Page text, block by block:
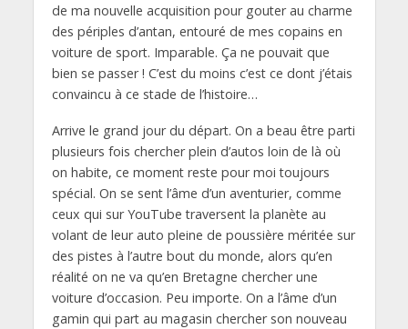
de ma nouvelle acquisition pour gouter au charme
des périples d’antan, entouré de mes copains en
voiture de sport. Imparable. Ça ne pouvait que
bien se passer ! C’est du moins c’est ce dont j’étais
convaincu à ce stade de l’histoire…
Arrive le grand jour du départ. On a beau être parti
plusieurs fois chercher plein d’autos loin de là où
on habite, ce moment reste pour moi toujours
spécial. On se sent l’âme d’un aventurier, comme
ceux qui sur YouTube traversent la planète au
volant de leur auto pleine de poussière méritée sur
des pistes à l’autre bout du monde, alors qu’en
réalité on ne va qu’en Bretagne chercher une
voiture d’occasion. Peu importe. On a l’âme d’un
gamin qui part au magasin chercher son nouveau